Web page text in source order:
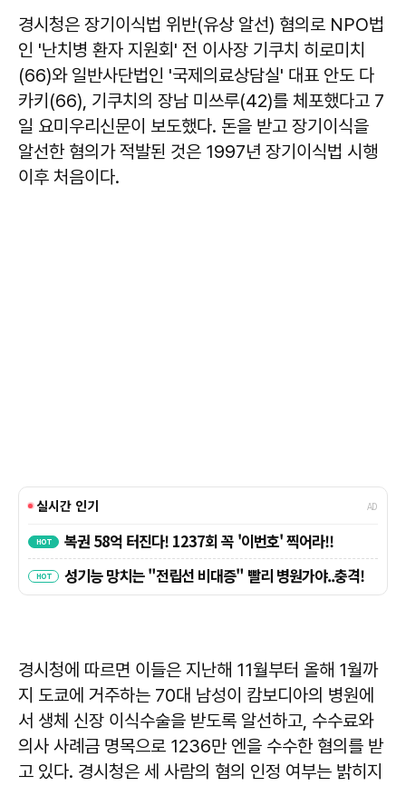
경시청은 장기이식법 위반(유상 알선) 혐의로 NPO법
인 '난치병 환자 지원회' 전 이사장 기쿠치 히로미치
(66)와 일반사단법인 '국제의료상담실' 대표 안도 다
카키(66), 기쿠치의 장남 미쓰루(42)를 체포했다고 7
일 요미우리신문이 보도했다. 돈을 받고 장기이식을
알선한 혐의가 적발된 것은 1997년 장기이식법 시행
이후 처음이다.
경시청에 따르면 이들은 지난해 11월부터 올해 1월까
지 도쿄에 거주하는 70대 남성이 캄보디아의 병원에
서 생체 신장 이식수술을 받도록 알선하고, 수수료와
의사 사례금 명목으로 1236만 엔을 수수한 혐의를 받
고 있다. 경시청은 세 사람의 혐의 인정 여부는 밝히지